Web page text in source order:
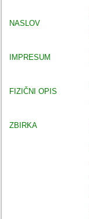
NASLOV
IMPRESUM
FIZIČNI OPIS
ZBIRKA